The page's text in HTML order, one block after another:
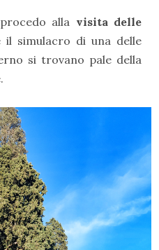
alla visita delle
il simulacro di una delle
si trovano pale della